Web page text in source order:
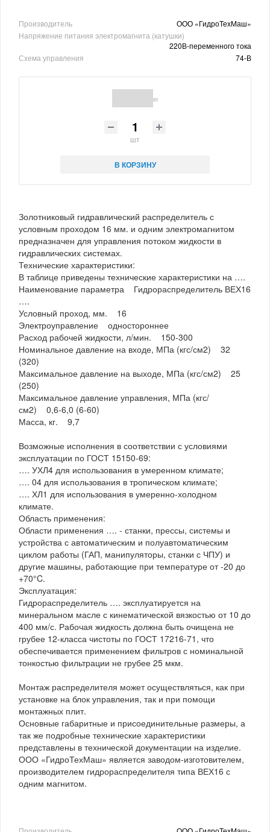
Производитель
ООО «ГидроТехМаш»
Напряжение питания электромагнита (катушки)
220В-переменного тока
Схема управления
74-В
(0)
шт
В КОРЗИНУ
Золотниковый гидравлический распределитель с
условным проходом 16 мм. и одним электромагнитом
предназначен для управления потоком жидкости в
гидравлических системах.
Технические характеристики:
В таблице приведены технические характеристики на ….
Наименование параметра Гидрораспределитель ВЕХ16
….
Условный проход, мм. 16
Электроуправление одностороннее
Расход рабочей жидкости, л/мин. 150-300
Номинальное давление на входе, МПа (кгс/см2) 32
(320)
Максимальное давление на выходе, МПа (кгс/см2) 25
(250)
Максимальное давление управления, МПа (кгс/
см2) 0,6-6,0 (6-60)
Масса, кг. 9,7
Возможные исполнения в соответствии с условиями
эксплуатации по ГОСТ 15150-69:
…. УХЛ4 для использования в умеренном климате;
…. 04 для использования в тропическом климате;
…. ХЛ1 для использования в умеренно-холодном
климате.
Область применения:
Области применения …. - станки, прессы, системы и
устройства с автоматическим и полуавтоматическим
циклом работы (ГАП, манипуляторы, станки с ЧПУ) и
другие машины, работающие при температуре от -20 до
+70°C.
Эксплуатация:
Гидрораспределитель …. эксплуатируется на
минеральном масле с кинематической вязкостью от 10 до
400 мм/с. Рабочая жидкость должна быть очищена не
грубее 12-класса чистоты по ГОСТ 17216-71, что
обеспечивается применением фильтров с номинальной
тонкостью фильтрации не грубее 25 мкм.
Монтаж распределителя может осуществляться, как при
установке на блок управления, так и при помощи
монтажных плит.
Основные габаритные и присоединительные размеры, а
так же подробные технические характеристики
представлены в технической документации на изделие.
ООО «ГидроТехМаш» является заводом-изготовителем,
производителем гидрораспределителя типа ВЕХ16 с
одним магнитом.